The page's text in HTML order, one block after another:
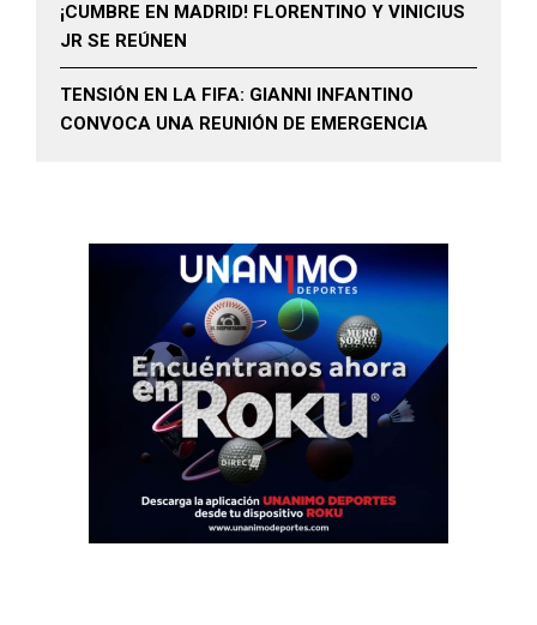
¡CUMBRE EN MADRID! FLORENTINO Y VINICIUS
JR SE REÚNEN
TENSIÓN EN LA FIFA: GIANNI INFANTINO
CONVOCA UNA REUNIÓN DE EMERGENCIA